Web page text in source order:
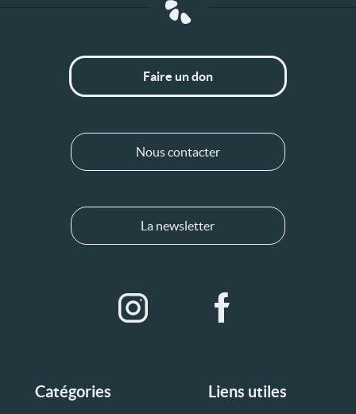
Catégories Liens utiles
Faire un don
Nous contacter
La newsletter